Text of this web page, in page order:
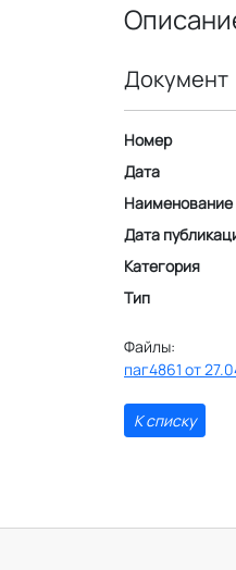
Документ
Номер
Дата
Наименование
Дата
Категория
Тип
Файлы:
паг4861 от
К списку